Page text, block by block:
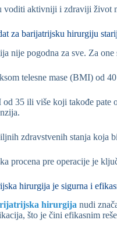
voditi aktivniji i zdraviji život
za barijatrijsku hirurgiju
nije pogodna za sve. Za
telesne mase (BMI) od
35 ili više koji takođe pate
zdravstvenih stanja koja
procena pre operacije je
hirurgija je sigurna i
hirurgija nudi
što je čini efikasnim